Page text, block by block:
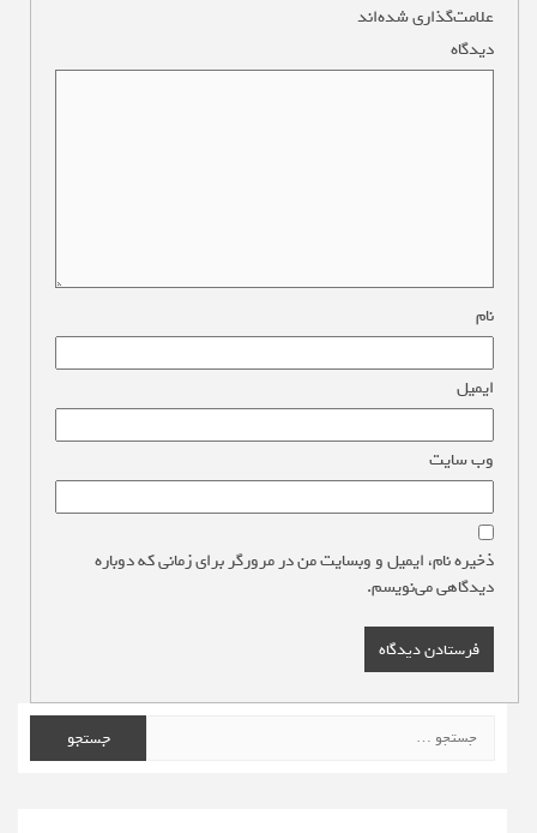
علامت‌گذاری شده‌اند
دیدگاه
نام
ایمیل
وب‌ سایت
ذخیره نام، ایمیل و وبسایت من در مرورگر برای زمانی که دوباره
دیدگاهی می‌نویسم.
برای: